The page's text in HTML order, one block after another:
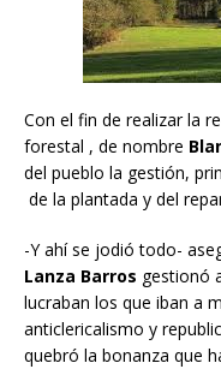
Con el fin de realizar la
forestal , de nombre
del pueblo la gestión,
de la plantada y del
-Y ahí se jodió todo-
Lanza Barros gestionó
lucraban los que iban a
anticlericalismo y
quebró la bonanza que